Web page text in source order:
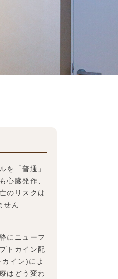
を「普通」
心臓発作、
のリスクは
せん
にニューフ
トカイン配
イン)によ
はどう変わ